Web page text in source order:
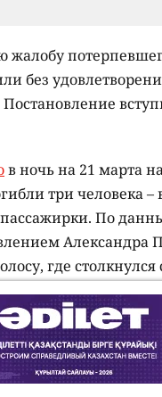
жалобу
без
в ночь на 21 марта
три человека –
По
Александра
где столкнулся
к 10 годам
наказание ему
лишил его права